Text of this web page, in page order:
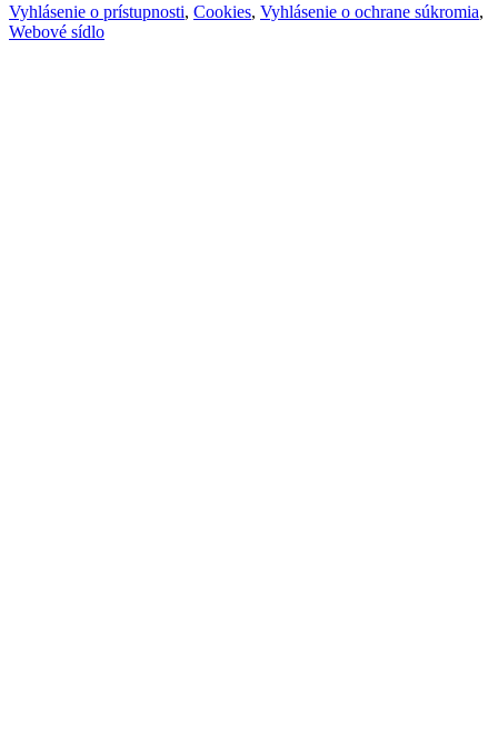
Vyhlásenie o prístupnosti, Cookies, Vyhlásenie o ochrane súkromia,
Webové sídlo